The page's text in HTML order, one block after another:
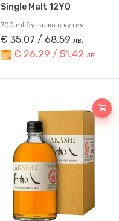
Single Malt 12YO
700 ml бутилка с кутия
€ 35.07 / 68.59 лв.
€ 26.29 / 51.42 лв.